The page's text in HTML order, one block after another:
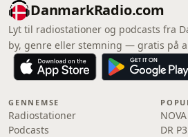
DanmarkRadio.com
Lyt til radiostationer og podcasts fra
by, genre eller stemning — gratis på
GENNEMSE
Radiostationer
Podcasts
NOVA
DR P3